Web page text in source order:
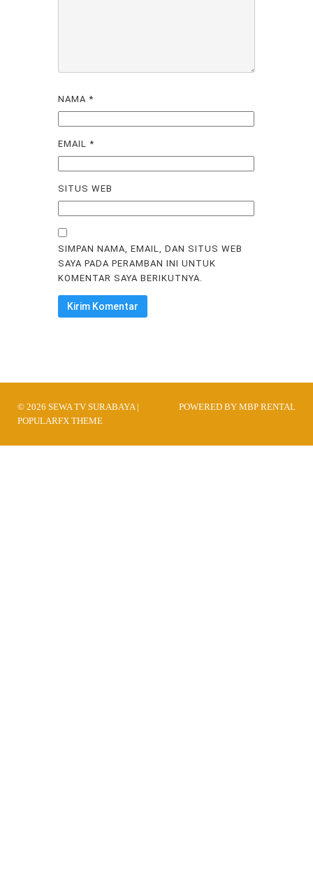
NAMA *
EMAIL *
SITUS WEB
SIMPAN NAMA, EMAIL, DAN SITUS WEB
SAYA PADA PERAMBAN INI UNTUK
KOMENTAR SAYA BERIKUTNYA.
© 2026 SEWA TV SURABAYA |
POPULARFX THEME
POWERED BY MBP RENTAL